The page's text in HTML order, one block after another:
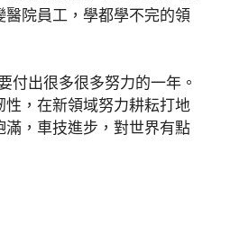
醫院員工，學都學不完的領
付出很多很多努力的一年。
，在新領域努力耕耘打地
，車技進步，對世界有點